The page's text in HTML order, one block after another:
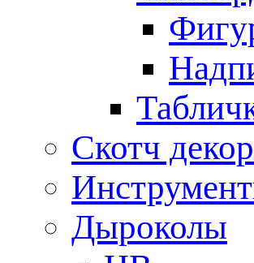
Скотч
Дыроколы